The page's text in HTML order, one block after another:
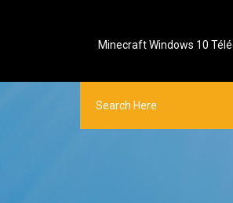
Minecraft Windows 10